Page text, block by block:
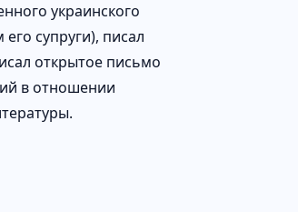
украинского
супруги), писал
открытое письмо
в отношении